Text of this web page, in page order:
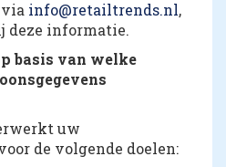
info@retailtrends.nl,
deze informatie.
basis van welke
uw
de volgende doelen: